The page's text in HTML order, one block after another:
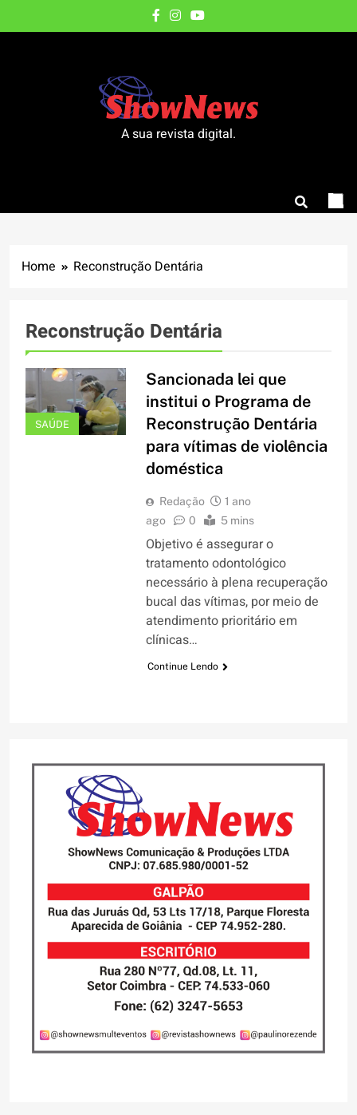
to
A sua revista digital.
Home Reconstrução Dentária
Reconstrução Dentária
SAÚDE
Sancionada lei que
institui o Programa de
Reconstrução Dentária
para vítimas de violência
doméstica
Redação
1 ano
ago
0 5 mins
Objetivo é assegurar o
tratamento odontológico
necessário à plena recuperação
bucal das vítimas, por meio de
atendimento prioritário em
clínicas…
Continue Lendo